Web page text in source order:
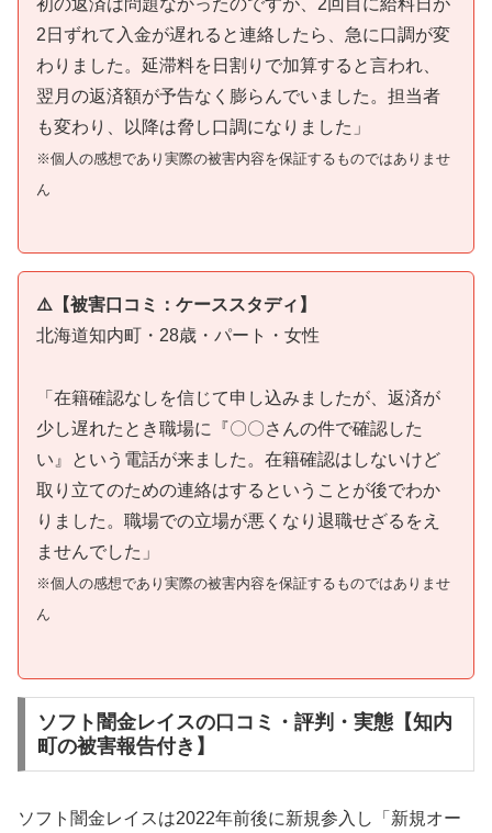
2日ずれて入金が遅れると連絡したら、急に口調が変
わりました。延滞料を日割りで加算すると言われ、
翌月の返済額が予告なく膨らんでいました。担当者
も変わり、以降は脅し口調になりました」
※個人の感想であり実際の被害内容を保証するものではありませ
ん
⚠️【被害口コミ：ケーススタディ】
北海道知内町・28歳・パート・女性
「在籍確認なしを信じて申し込みましたが、返済が
少し遅れたとき職場に『〇〇さんの件で確認した
い』という電話が来ました。在籍確認はしないけど
取り立てのための連絡はするということが後でわか
りました。職場での立場が悪くなり退職せざるをえ
ませんでした」
※個人の感想であり実際の被害内容を保証するものではありませ
ん
ソフト闇金レイスの口コミ・評判・実態【知内
町の被害報告付き】
ソフト闇金レイスは2022年前後に新規参入し「新規オー